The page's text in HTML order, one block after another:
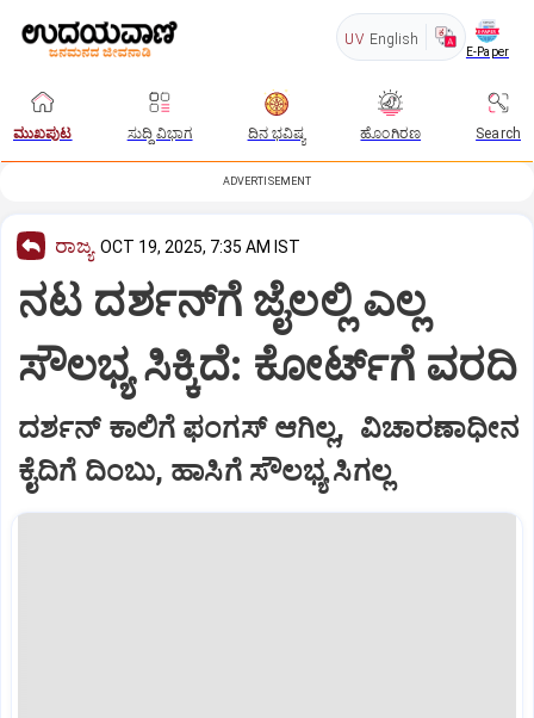
UV English
E-Paper
ಮುಖಪುಟ ಸುದ್ದಿ ವಿಭಾಗ ದಿನ ಭವಿಷ್ಯ ಹೊಂಗಿರಣ Search
ADVERTISEMENT
ರಾಜ್ಯ OCT 19, 2025, 7:35 AM IST
ನಟ ದರ್ಶನ್‌ಗೆ ಜೈಲಲ್ಲಿ ಎಲ್ಲ
ಸೌಲಭ್ಯ ಸಿಕ್ಕಿದೆ: ಕೋರ್ಟ್‌ಗೆ ವರದಿ
ದರ್ಶನ್ ಕಾಲಿಗೆ ಫಂಗಸ್ ಆಗಿಲ್ಲ, ವಿಚಾರಣಾಧೀನ
ಕೈದಿಗೆ ದಿಂಬು, ಹಾಸಿಗೆ ಸೌಲಭ್ಯ ಸಿಗಲ್ಲ